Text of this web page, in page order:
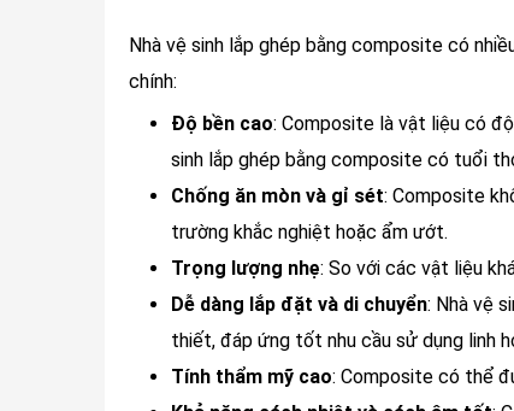
Nhà vệ sinh lắp ghép bằng composite có
chính:
Độ bền cao: Composite là vật liệu có
sinh lắp ghép bằng composite có tuổi
Chống ăn mòn và gỉ sét: Composite
trường khắc nghiệt hoặc ẩm ướt.
Trọng lượng nhẹ: So với các vật liệu
Dễ dàng lắp đặt và di chuyển: Nhà vệ
thiết, đáp ứng tốt nhu cầu sử dụng linh
Tính thẩm mỹ cao: Composite có thể